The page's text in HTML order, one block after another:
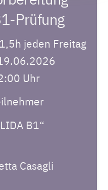
Prüfung
jeden Freitag
Uhr
B1“
Casagli